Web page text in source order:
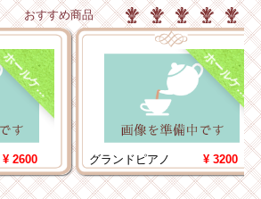
おすすめ商品
ホ
ー
ル
ケ
ー
キ
¥ 2600
ホ
ー
ル
ケ
ー
キ
グランドピアノ ¥ 3200